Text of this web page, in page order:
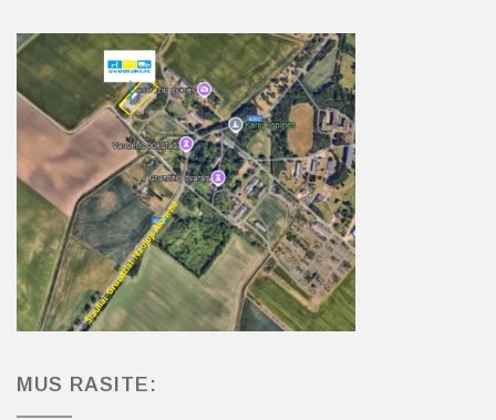
MUS RASITE: